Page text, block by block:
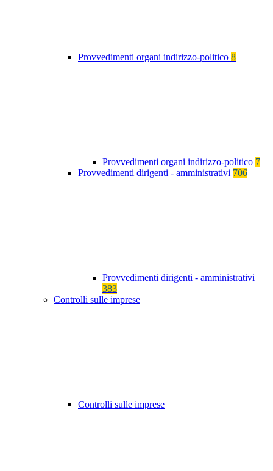
Provvedimenti organi indirizzo-politico 8
Provvedimenti organi indirizzo-politico 7
Provvedimenti dirigenti - amministrativi 706
Provvedimenti dirigenti - amministrativi
383
Controlli sulle imprese
Controlli sulle imprese